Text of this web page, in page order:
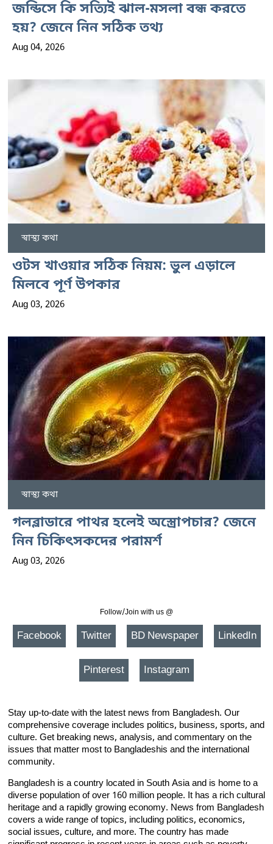
জন্ডিসে কি সত্যিই ঝাল-মসলা বন্ধ করতে
হয়? জেনে নিন সঠিক তথ্য
Aug 04, 2026
স্বাস্থ্য কথা
ওটস খাওয়ার সঠিক নিয়ম: ভুল এড়ালে
মিলবে পূর্ণ উপকার
Aug 03, 2026
স্বাস্থ্য কথা
গলব্লাডারে পাথর হলেই অস্ত্রোপচার? জেনে
নিন চিকিৎসকদের পরামর্শ
Aug 03, 2026
Follow/Join with us @
Facebook Twitter BD Newspaper LinkedIn
Pinterest Instagram
Stay up-to-date with the latest news from Bangladesh. Our
comprehensive coverage includes politics, business, sports, and
culture. Get breaking news, analysis, and commentary on the
issues that matter most to Bangladeshis and the international
community.
Bangladesh is a country located in South Asia and is home to a
diverse population of over 160 million people. It has a rich cultural
heritage and a rapidly growing economy. News from Bangladesh
covers a wide range of topics, including politics, economics,
social issues, culture, and more. The country has made